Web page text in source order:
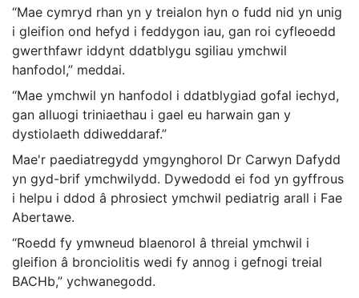
“Mae cymryd rhan yn y treialon hyn o fudd nid yn unig
i gleifion ond hefyd i feddygon iau, gan roi cyfleoedd
gwerthfawr iddynt ddatblygu sgiliau ymchwil
hanfodol,” meddai.
“Mae ymchwil yn hanfodol i ddatblygiad gofal iechyd,
gan alluogi triniaethau i gael eu harwain gan y
dystiolaeth ddiweddaraf.”
Mae'r paediatregydd ymgynghorol Dr Carwyn Dafydd
yn gyd-brif ymchwilydd. Dywedodd ei fod yn gyffrous
i helpu i ddod â phrosiect ymchwil pediatrig arall i Fae
Abertawe.
“Roedd fy ymwneud blaenorol â threial ymchwil i
gleifion â bronciolitis wedi fy annog i gefnogi treial
BACHb,” ychwanegodd.